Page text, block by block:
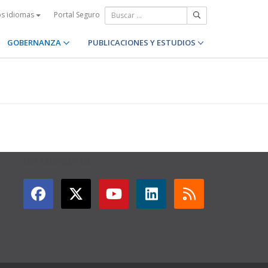
idiomas Portal Seguro
GOBERNANZA PUBLICACIONES Y ESTUDIOS